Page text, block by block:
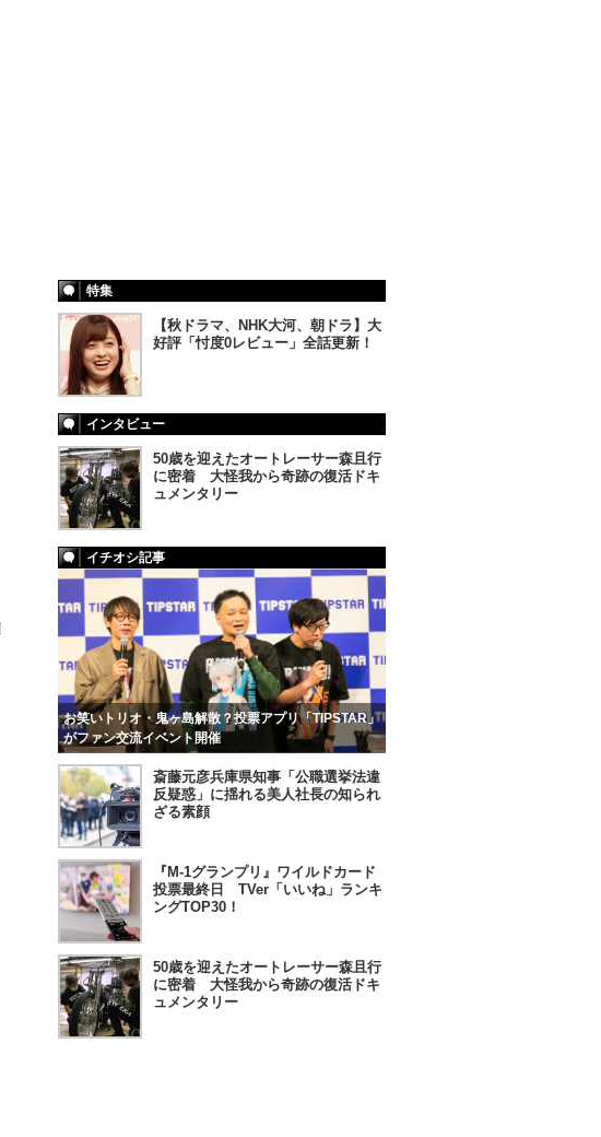
特集
【秋ドラマ、NHK大河、朝ドラ】大
好評「忖度0レビュー」全話更新！
インタビュー
50歳を迎えたオートレーサー森且行
に密着 大怪我から奇跡の復活ドキ
ュメンタリー
イチオシ記事
お笑いトリオ・鬼ヶ島解散？投票アプリ「TIPSTAR」
がファン交流イベント開催
斎藤元彦兵庫県知事「公職選挙法違
反疑惑」に揺れる美人社長の知られ
ざる素顔
『M-1グランプリ』ワイルドカード
投票最終日 TVer「いいね」ランキ
ングTOP30！
50歳を迎えたオートレーサー森且行
に密着 大怪我から奇跡の復活ドキ
ュメンタリー